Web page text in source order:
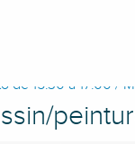
peinture - Juniors de
de 15:30 a 17:00 /